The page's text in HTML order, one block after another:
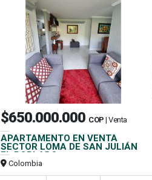
$650.000.000 COP | Venta
APARTAMENTO EN VENTA
SECTOR LOMA DE SAN JULIÁN
EL POBLADO
Colombia